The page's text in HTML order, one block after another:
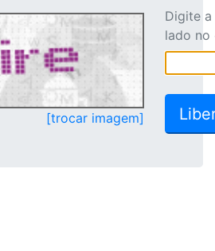
[trocar imagem]
Digite
lado no